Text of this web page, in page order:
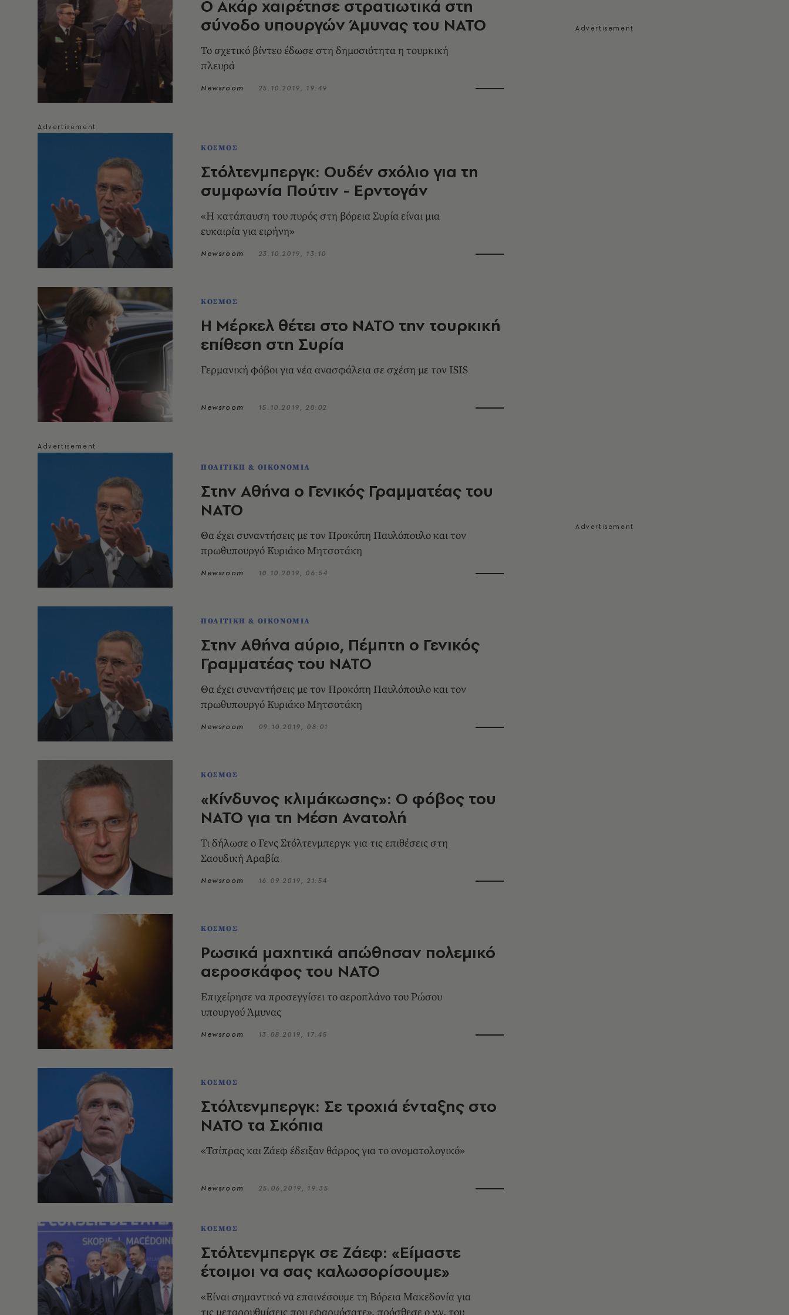
Ο Ακάρ χαιρέτησε στρατιωτικά στη
σύνοδο υπουργών Άμυνας του ΝΑΤΟ
Το σχετικό βίντεο έδωσε στη δημοσιότητα η τουρκική
πλευρά
Newsroom 25.10.2019, 19:49
ΚΟΣΜΟΣ
Στόλτενμπεργκ: Ουδέν σχόλιο για τη
συμφωνία Πούτιν - Ερντογάν
«Η κατάπαυση του πυρός στη βόρεια Συρία είναι μια
ευκαιρία για ειρήνη»
Newsroom 23.10.2019, 13:10
ΚΟΣΜΟΣ
Η Μέρκελ θέτει στο ΝΑΤΟ την τουρκική
επίθεση στη Συρία
Γερμανική φόβοι για νέα ανασφάλεια σε σχέση με τον ISIS
Newsroom 15.10.2019, 20:02
ΠΟΛΙΤΙΚΗ & ΟΙΚΟΝΟΜΙΑ
Στην Αθήνα ο Γενικός Γραμματέας του
ΝΑΤΟ
Θα έχει συναντήσεις με τον Προκόπη Παυλόπουλο και τον
πρωθυπουργό Κυριάκο Μητσοτάκη
Newsroom 10.10.2019, 06:54
ΠΟΛΙΤΙΚΗ & ΟΙΚΟΝΟΜΙΑ
Στην Αθήνα αύριο, Πέμπτη ο Γενικός
Γραμματέας του ΝΑΤΟ
Θα έχει συναντήσεις με τον Προκόπη Παυλόπουλο και τον
πρωθυπουργό Κυριάκο Μητσοτάκη
Newsroom 09.10.2019, 08:01
ΚΟΣΜΟΣ
«Κίνδυνος κλιμάκωσης»: Ο φόβος του
ΝΑΤΟ για τη Μέση Ανατολή
Τι δήλωσε ο Γενς Στόλτενμπεργκ για τις επιθέσεις στη
Σαουδική Αραβία
Newsroom 16.09.2019, 21:54
ΚΟΣΜΟΣ
Ρωσικά μαχητικά απώθησαν πολεμικό
αεροσκάφος του ΝΑΤΟ
Επιχείρησε να προσεγγίσει το αεροπλάνο του Ρώσου
υπουργού Άμυνας
Newsroom 13.08.2019, 17:45
ΚΟΣΜΟΣ
Στόλτενμπεργκ: Σε τροχιά ένταξης στο
ΝΑΤΟ τα Σκόπια
«Τσίπρας και Ζάεφ έδειξαν θάρρος για το ονοματολογικό»
Newsroom 25.06.2019, 19:35
ΚΟΣΜΟΣ
Στόλτενμπεργκ σε Ζάεφ: «Είμαστε
έτοιμοι να σας καλωσορίσουμε»
«Είναι σημαντικό να επαινέσουμε τη Βόρεια Μακεδονία για
τις μεταρρυθμίσεις που εφαρμόσατε», πρόσθεσε ο γ.γ. του